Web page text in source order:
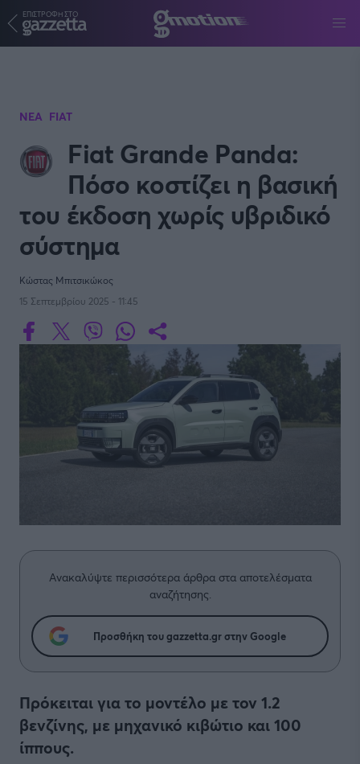
ΕΠΙΣΤΡΟΦΗ ΣΤΟ
ΝΕΑ FIAT
Fiat Grande Panda:
Πόσο κοστίζει η βασική
του έκδοση χωρίς υβριδικό
σύστημα
Κώστας Μπιτσικώκος
15 Σεπτεμβρίου 2025 - 11:45
Ανακαλύψτε περισσότερα άρθρα στα αποτελέσματα
αναζήτησης.
Προσθήκη του gazzetta.gr στην Google
Πρόκειται για το μοντέλο με τον 1.2
βενζίνης, με μηχανικό κιβώτιο και 100
ίππους.